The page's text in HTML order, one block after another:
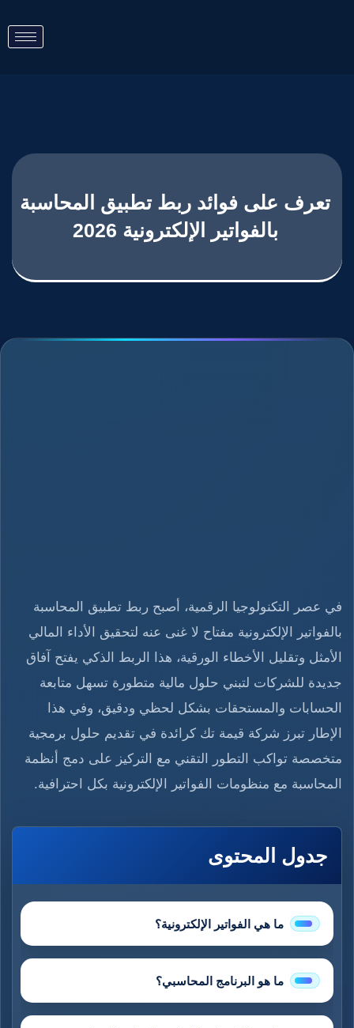
تعرف على فوائد ربط تطبيق المحاسبة
بالفواتير الإلكترونية 2026
في عصر التكنولوجيا الرقمية، أصبح ربط تطبيق المحاسبة
بالفواتير الإلكترونية مفتاح لا غنى عنه لتحقيق الأداء المالي
الأمثل وتقليل الأخطاء الورقية، هذا الربط الذكي يفتح آفاق
جديدة للشركات لتبني حلول مالية متطورة تسهل متابعة
الحسابات والمستحقات بشكل لحظي ودقيق، وفي هذا
الإطار تبرز شركة قيمة تك كرائدة في تقديم حلول برمجية
متخصصة تواكب التطور التقني مع التركيز على دمج أنظمة
المحاسبة مع منظومات الفواتير الإلكترونية بكل احترافية.
جدول المحتوى
ما هي الفواتير الإلكترونية؟
ما هو البرنامج المحاسبي؟